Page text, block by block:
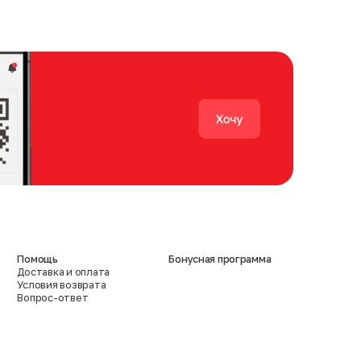
Помощь
Доставка и оплата
Условия возврата
Вопрос-ответ
Бонусная программа